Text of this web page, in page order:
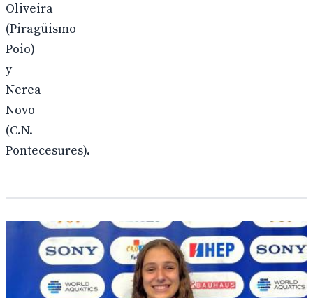
Oliveira
(Piragüismo
Poio)
y
Nerea
Novo
(C.N.
Pontecesures).